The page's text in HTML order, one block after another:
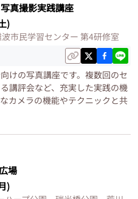
真撮影実践講座
)
市民学習センター 第4研修室
けの写真講座です。複数回のセ
講評会など、充実した実践の機
カメラの機能やテクニックと共
場
)